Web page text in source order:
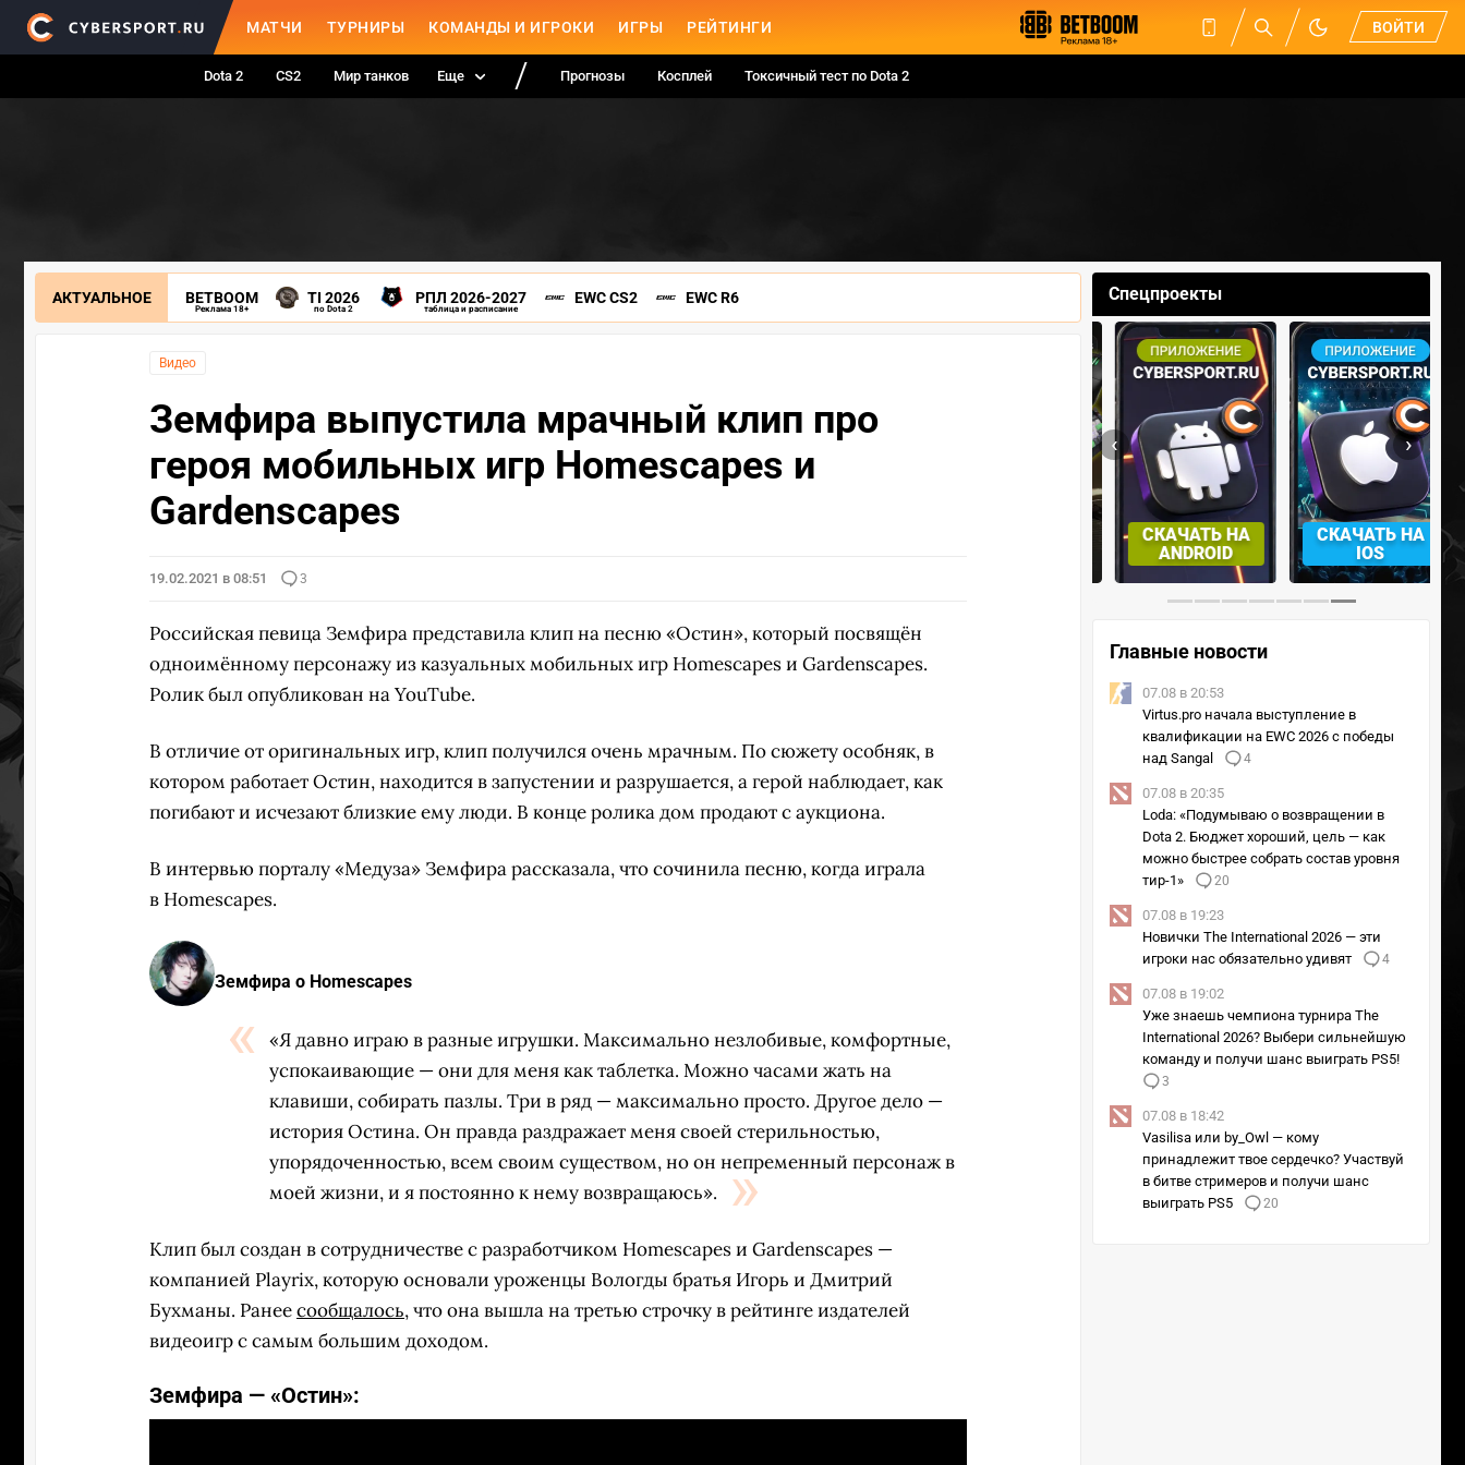
МАТЧИ ТУРНИРЫ КОМАНДЫ И ИГРОКИ ИГРЫ РЕЙТИНГИ ВОЙТИ
Dota 2 CS2 Мир танков Еще Прогнозы Косплей Токсичный тест по Dota 2
АКТУАЛЬНОЕ BETBOOM
Реклама 18+
TI 2026
по Dota 2
РПЛ 2026-2027
таблица и расписание
EWC CS2 EWC R6
Видео
Земфира выпустила мрачный клип про
героя мобильных игр Homescapes и
Gardenscapes
19.02.2021 в 08:51 3
Российская певица Земфира представила клип на песню «Остин», который посвящён
одноимённому персонажу из казуальных мобильных игр Homescapes и Gardenscapes.
Ролик был опубликован на YouTube.
В отличие от оригинальных игр, клип получился очень мрачным. По сюжету особняк, в
котором работает Остин, находится в запустении и разрушается, а герой наблюдает, как
погибают и исчезают близкие ему люди. В конце ролика дом продают с аукциона.
В интервью порталу «Медуза» Земфира рассказала, что сочинила песню, когда играла
в Homescapes.
Земфира о Homescapes
«Я давно играю в разные игрушки. Максимально незлобивые, комфортные,
успокаивающие — они для меня как таблетка. Можно часами жать на
клавиши, собирать пазлы. Три в ряд — максимально просто. Другое дело —
история Остина. Он правда раздражает меня своей стерильностью,
упорядоченностью, всем своим существом, но он непременный персонаж в
моей жизни, и я постоянно к нему возвращаюсь».
Клип был создан в сотрудничестве с разработчиком Homescapes и Gardenscapes —
компанией Playrix, которую основали уроженцы Вологды братья Игорь и Дмитрий
Бухманы. Ранеесообщалось, что она вышла на третью строчку в рейтинге издателей
видеоигр с самым большим доходом.
Земфира — «Остин»:
Спецпроекты
СКАЧАТЬ НА
ANDROID
СКАЧАТЬ НА
IOS
‹ ›
Главные новости
07.08 в 20:53
Virtus.pro начала выступление в
квалификации на EWC 2026 с победы
над Sangal
4
07.08 в 20:35
Loda: «Подумываю о возвращении в
Dota 2. Бюджет хороший, цель — как
можно быстрее собрать состав уровня
тир-1»
20
07.08 в 19:23
Новички The International 2026 — эти
игроки нас обязательно удивят
4
07.08 в 19:02
Уже знаешь чемпиона турнира The
International 2026? Выбери сильнейшую
команду и получи шанс выиграть PS5!
3
07.08 в 18:42
Vasilisa или by_Owl — кому
принадлежит твое сердечко? Участвуй
в битве стримеров и получи шанс
выиграть PS5
20